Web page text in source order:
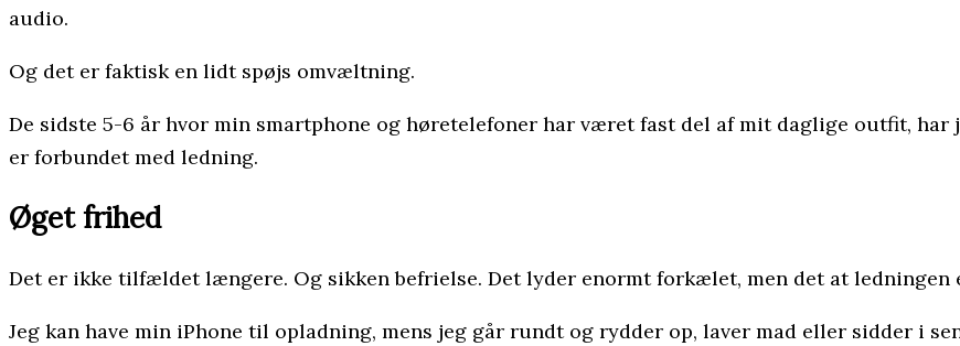
audio.
Og det er faktisk en lidt spøjs omvæltning.
De sidste 5-6 år hvor min smartphone og høretelefoner har været fast del af mit daglige outfit,
er forbundet med ledning.
Øget frihed
Det er ikke tilfældet længere. Og sikken befrielse. Det lyder enormt forkælet, men det at ledningen
Jeg kan have min iPhone til opladning, mens jeg går rundt og rydder op, laver mad eller sidder i